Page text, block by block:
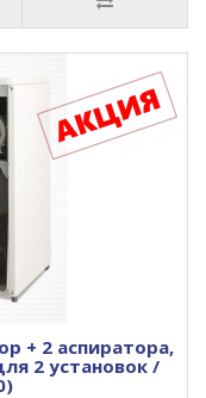
+ 2 аспиратора,
2 установок /